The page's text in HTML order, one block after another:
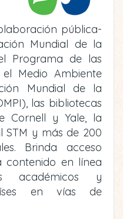
pública-
Mundial de la
Programa de las
Medio Ambiente
Mundial de la
las bibliotecas
Cornell y Yale, la
STM y más de 200
Brinda acceso
en línea
académicos y
en vías de